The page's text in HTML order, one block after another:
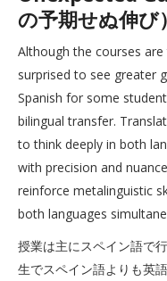
の予期せぬ伸び）
Although the courses
surprised to see greater
Spanish for some
bilingual transfer.
to think deeply in both
with precision and
reinforce metalinguistic
both languages
授業は主にスペイン語で
生でスペイン語よりも英